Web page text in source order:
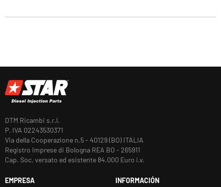
DTM Ricambi s.r.l.
P. IVA 02243530371
Via della Cooperazione n.5 - 40129 (BO) ITALIA
Registro Imprese di Bologna REA BO - 265911
Cap. Soc. versato ed esistente 84.000 Euro i.v.
EMPRESA
INFORMACIÓN